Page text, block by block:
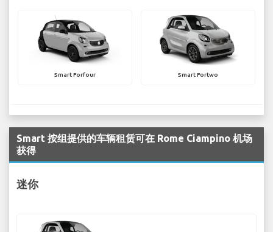
Smart Forfour Smart Fortwo
Smart 按组提供的车辆租赁可在 Rome Ciampino 机场
获得
迷你